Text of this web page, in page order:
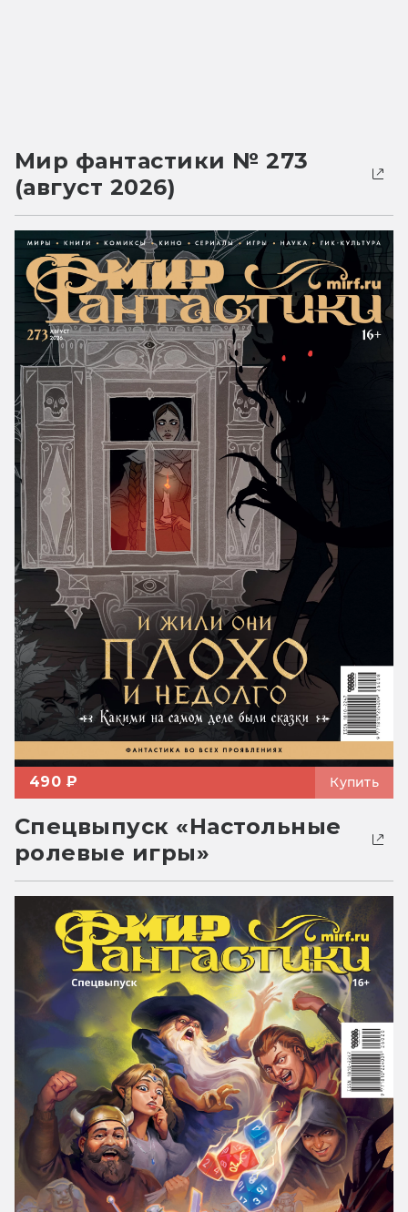
Мир фантастики № 273
(август 2026)
490 ₽ Купить
Спецвыпуск «Настольные
ролевые игры»